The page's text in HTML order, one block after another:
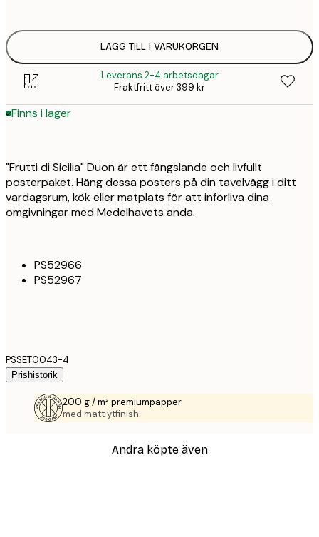
LÄGG TILL I VARUKORGEN
Leverans 2-4 arbetsdagar
Fraktfritt över 399 kr
Finns i lager
"Frutti di Sicilia" Duon är ett fängslande och livfullt
posterpaket. Häng dessa posters på din tavelvägg i ditt
vardagsrum, kök eller matplats för att införliva dina
omgivningar med Medelhavets anda.
PS52966
PS52967
PSSET0043-4
Prishistorik
200 g / m² premiumpapper
med matt ytfinish.
Andra köpte även